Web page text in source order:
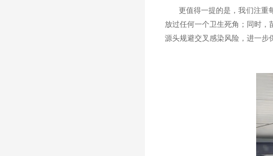
更值得一提的是，我们注重每
放过任何一个卫生死角；同时，
源头规避交叉感染风险，进一步